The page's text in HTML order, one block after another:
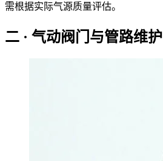
需根据实际气源质量评估。
二 · 气动阀门与管路维护